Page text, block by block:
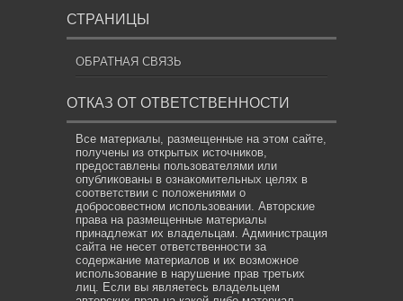
СТРАНИЦЫ
ОБРАТНАЯ СВЯЗЬ
ОТКАЗ ОТ ОТВЕТСТВЕННОСТИ
Все материалы, размещенные на этом сайте,
получены из открытых источников,
предоставлены пользователями или
опубликованы в ознакомительных целях в
соответствии с положениями о
добросовестном использовании. Авторские
права на размещенные материалы
принадлежат их владельцам. Администрация
сайта не несет ответственности за
содержание материалов и их возможное
использование в нарушение прав третьих
лиц. Если вы являетесь владельцем